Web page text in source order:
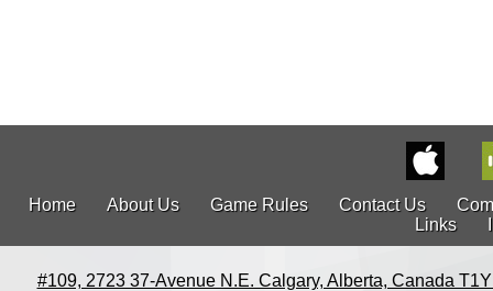
Home About Us Game Rules Contact Us
Links
#109, 2723 37-Avenue N.E. Calgary, Alberta, Canada